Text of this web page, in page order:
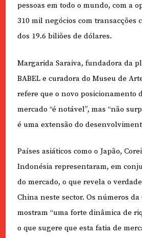
pessoas em todo o mundo, com a
310 mil negócios com transacções
dos 19.6 biliões de dólares.
Margarida Saraiva, fundadora da
BABEL e curadora do Museu de
refere que o novo posicionamento
mercado “é notável”, mas “não
é uma extensão do
Países asiáticos como o Japão,
Indonésia representaram, em
do mercado, o que revela o
China neste sector. Os números da
mostram “uma forte dinâmica de
o que sugere que esta fatia de